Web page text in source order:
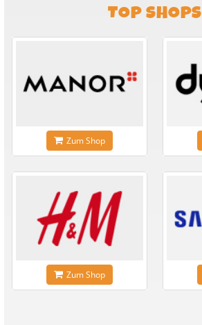
TOP SHOPS
Zum Shop
Zum Shop